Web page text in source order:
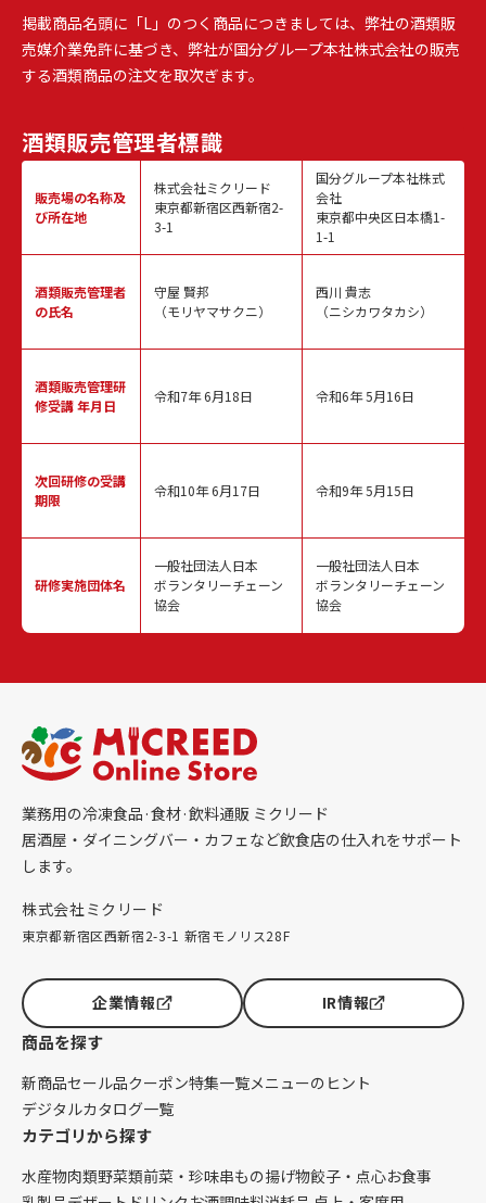
掲載商品名頭に「L」のつく商品につきましては、弊社の酒類販
売媒介業免許に基づき、弊社が国分グループ本社株式会社の販売
する酒類商品の注文を取次ぎます。
酒類販売管理者標識
販売場の名称及
び所在地
酒類販売管理者
の氏名
酒類販売管理研
修受講 年月日
次回研修の受講
期限
研修実施団体名
株式会社ミクリード
東京都新宿区西新宿2-
3-1
守屋 賢邦
（モリヤマサクニ）
令和7年 6月18日
令和10年 6月17日
一般社団法人日本
ボランタリーチェーン
協会
国分グループ本社株式
会社
東京都中央区日本橋1-
1-1
西川 貴志
（ニシカワタカシ）
令和6年 5月16日
令和9年 5月15日
一般社団法人日本
ボランタリーチェーン
協会
業務用の冷凍食品·食材·飲料通販 ミクリード
居酒屋・ダイニングバー・カフェなど飲食店の仕入れをサポート
します。
株式会社ミクリード
東京都新宿区西新宿2-3-1 新宿モノリス28F
企業情報 IR情報
商品を探す
新商品セール品クーポン特集一覧メニューのヒント
デジタルカタログ一覧
カテゴリから探す
水産物肉類野菜類前菜・珍味串もの揚げ物餃子・点心お食事